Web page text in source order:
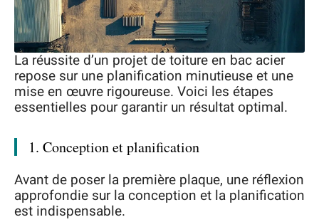
La réussite d’un projet de toiture en bac acier
repose sur une planification minutieuse et une
mise en œuvre rigoureuse. Voici les étapes
essentielles pour garantir un résultat optimal.
1. Conception et planification
Avant de poser la première plaque, une réflexion
approfondie sur la conception et la planification
est indispensable.